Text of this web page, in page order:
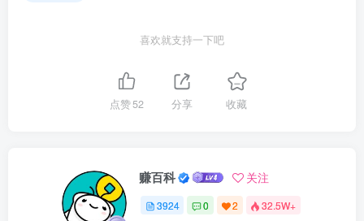
喜欢就支持一下吧
点赞52 分享 收藏
赚百科 关注
3924 0 2 32.5W+